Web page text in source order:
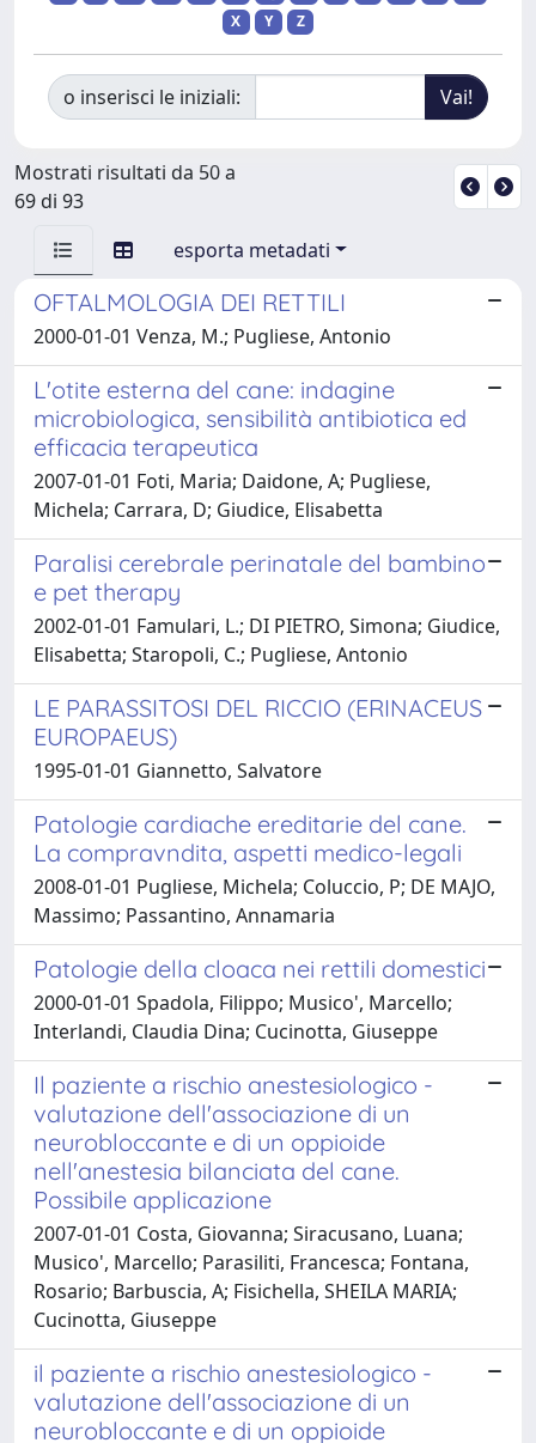
X
Y Z
o inserisci le iniziali:
Mostrati risultati da 50 a
69 di 93
esporta metadati
OFTALMOLOGIA DEI RETTILI
2000-01-01 Venza, M.; Pugliese, Antonio
L'otite esterna del cane: indagine
microbiologica, sensibilità antibiotica ed
efficacia terapeutica
2007-01-01 Foti, Maria; Daidone, A; Pugliese,
Michela; Carrara, D; Giudice, Elisabetta
Paralisi cerebrale perinatale del bambino
e pet therapy
2002-01-01 Famulari, L.; DI PIETRO, Simona; Giudice,
Elisabetta; Staropoli, C.; Pugliese, Antonio
LE PARASSITOSI DEL RICCIO (ERINACEUS
EUROPAEUS)
1995-01-01 Giannetto, Salvatore
Patologie cardiache ereditarie del cane.
La compravndita, aspetti medico-legali
2008-01-01 Pugliese, Michela; Coluccio, P; DE MAJO,
Massimo; Passantino, Annamaria
Patologie della cloaca nei rettili domestici
2000-01-01 Spadola, Filippo; Musico', Marcello;
Interlandi, Claudia Dina; Cucinotta, Giuseppe
Il paziente a rischio anestesiologico -
valutazione dell'associazione di un
neurobloccante e di un oppioide
nell'anestesia bilanciata del cane.
Possibile applicazione
2007-01-01 Costa, Giovanna; Siracusano, Luana;
Musico', Marcello; Parasiliti, Francesca; Fontana,
Rosario; Barbuscia, A; Fisichella, SHEILA MARIA;
Cucinotta, Giuseppe
il paziente a rischio anestesiologico -
valutazione dell'associazione di un
neurobloccante e di un oppioide